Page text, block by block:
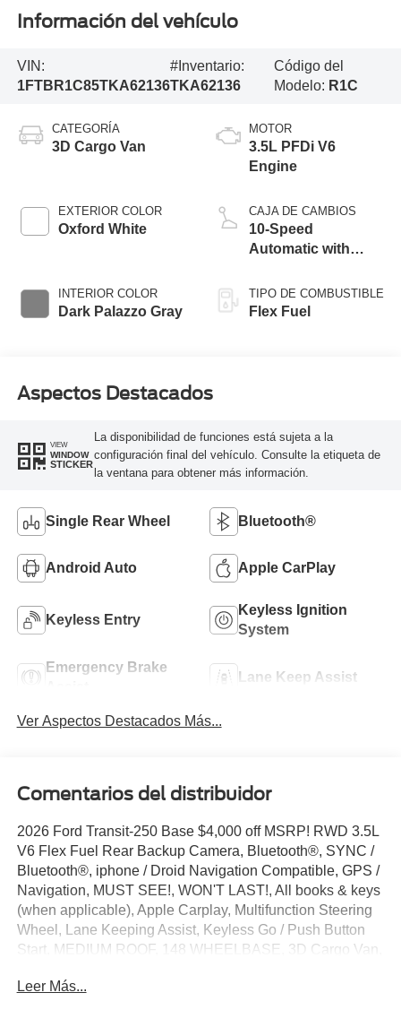
Información del vehículo
VIN:
1FTBR1C85TKA62136
#Inventario:
TKA62136
Código del
Modelo: R1C
CATEGORÍA
3D Cargo Van
EXTERIOR COLOR
Oxford White
INTERIOR COLOR
Dark Palazzo Gray
MOTOR
3.5L PFDi V6
Engine
CAJA DE CAMBIOS
10-Speed
Automatic with
TIPO DE COMBUSTIBLE
Flex Fuel
Aspectos Destacados
VIEW
WINDOW
STICKER
La disponibilidad de funciones está sujeta a la
configuración final del vehículo. Consulte la etiqueta de
la ventana para obtener más información.
Single Rear Wheel Bluetooth®
Android Auto Apple CarPlay
Keyless Entry
Keyless Ignition
System
Emergency Brake
Lane Keep Assist
Ver Aspectos Destacados Más...
Comentarios del distribuidor
2026 Ford Transit-250 Base $4,000 off MSRP! RWD 3.5L
V6 Flex Fuel Rear Backup Camera, Bluetooth®, SYNC /
Bluetooth®, iphone / Droid Navigation Compatible, GPS /
Navigation, MUST SEE!, WON'T LAST!, All books & keys
(when applicable), Apple Carplay, Multifunction Steering
Wheel, Lane Keeping Assist, Keyless Go / Push Button
Start, MEDIUM ROOF, 148 WHEELBASE, 3D Cargo Van,
Total), 3.73 Axle Ratio, 4 Speakers, 4-Wheel Disc Brakes,
Leer Más...